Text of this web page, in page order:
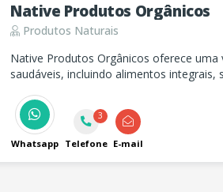
Native Produtos Orgânicos
Produtos Naturais
Native Produtos Orgânicos oferece uma
saudáveis, incluindo alimentos integrais,
Whatsapp
3
Telefone E-mail